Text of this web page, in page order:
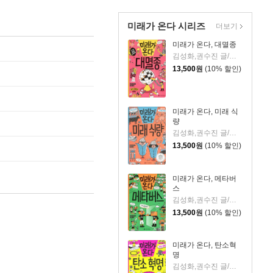
미래가 온다 시리즈
미래가 온다, 대멸종
김성화,권수진 글/이철민 그림
13,500원 (10% 할인)
미래가 온다, 미래 식
량
김성화,권수진 글/박정섭 그림
13,500원 (10% 할인)
미래가 온다, 메타버
스
김성화,권수진 글/이철민 그림
13,500원 (10% 할인)
미래가 온다, 탄소혁
명
김성화,권수진 글/백두리 그림
더보기